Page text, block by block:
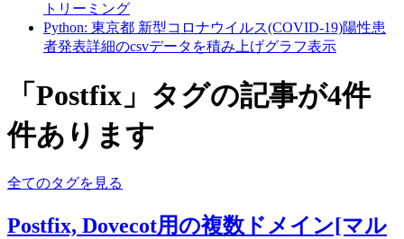
トリーミング
Python: 東京都 新型コロナウイルス(COVID-19)陽性患
者発表詳細のcsvデータを積み上げグラフ表示
「Postfix」タグの記事が4件
件あります
全てのタグを見る
Postfix, Dovecot用の複数ドメイン[マル